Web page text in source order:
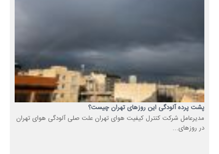
پشت پرده آلودگی این روزهای تهران چیست؟
مدیرعامل شرکت کنترل کیفیت هوای تهران علت صلی آلودگی هوای تهران
در روزهای...